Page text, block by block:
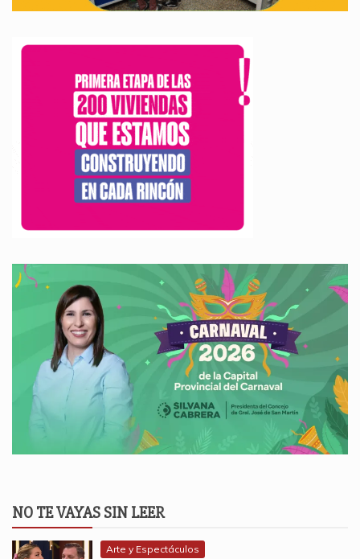
NO TE VAYAS SIN LEER
Arte y Espectáculos